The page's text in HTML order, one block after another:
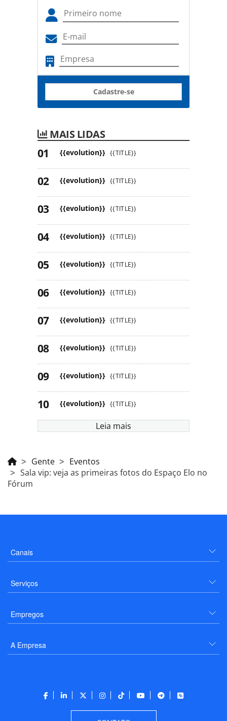
Cadastre-se
MAIS LIDAS
{{evolution}} {{TITLE}}
{{evolution}} {{TITLE}}
{{evolution}} {{TITLE}}
{{evolution}} {{TITLE}}
{{evolution}} {{TITLE}}
{{evolution}} {{TITLE}}
{{evolution}} {{TITLE}}
{{evolution}} {{TITLE}}
{{evolution}} {{TITLE}}
{{evolution}} {{TITLE}}
Leia mais
Gente
Eventos
Sala vip: veja as primeiras fotos do Espaço Elo no
Fórum
Canais
Serviços
Empregos
A Empresa